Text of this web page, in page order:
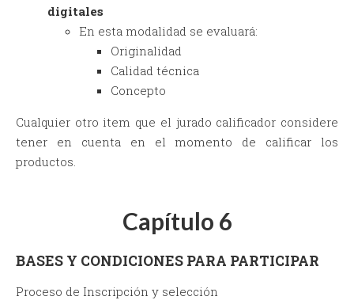
digitales
En esta modalidad se evaluará:
Originalidad
Calidad técnica
Concepto
Cualquier otro item que el jurado calificador considere
tener en cuenta en el momento de calificar los
productos.
Capítulo 6
BASES Y CONDICIONES PARA PARTICIPAR
Proceso de Inscripción y selección